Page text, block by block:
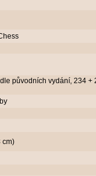
původních vydání, 234 +
cm)